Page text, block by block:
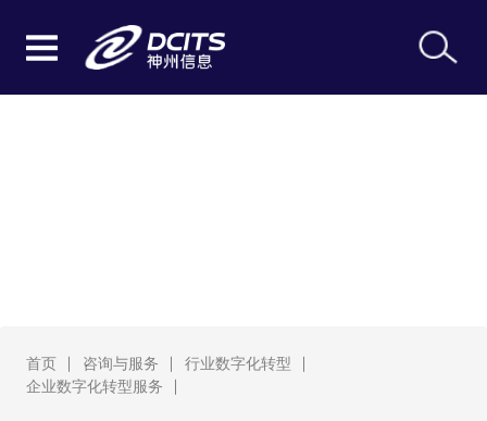
首页 咨询与服务
行业数字化转型
企业数字化转型服务